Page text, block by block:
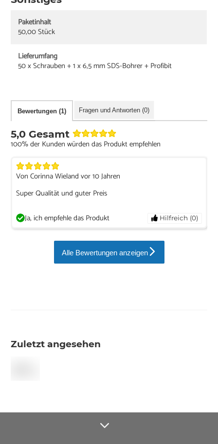
Paketinhalt
50,00 Stück
Lieferumfang
50 x Schrauben + 1 x 6,5 mm SDS-Bohrer + Profibit
Bewertungen (1) Fragen und Antworten (0)
5,0 Gesamt
100% der Kunden würden das Produkt empfehlen
Von Corinna Wieland vor 10 Jahren
Super Qualität und guter Preis
Ja, ich empfehle das Produkt Hilfreich (0)
Alle Bewertungen anzeigen
Zuletzt angesehen